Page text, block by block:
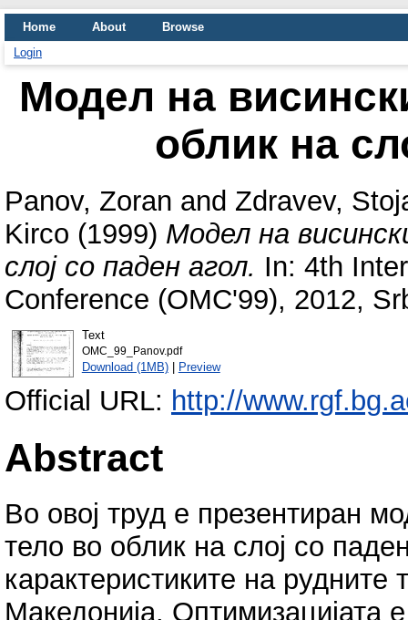
Home About
Browse
Login
Модел на
облик на
Panov, Zoran and Zdravev,
Kirco (1999) Модел на
слој со паден агол. In: 4th
Conference (OMC'99), 2012,
Text
OMC_99_Panov.pdf
Download (1MB)| Preview
Official URL: http://
Abstract
Во овој труд е презентиран
тело во облик на слој со
карактеристиките на
Македонија. Оптимизацијата